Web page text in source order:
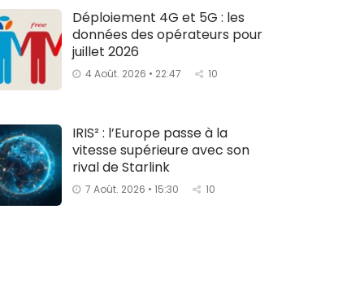
Déploiement 4G et 5G : les
données des opérateurs pour
juillet 2026
4 Août. 2026 • 22:47 10
IRIS² : l’Europe passe à la
vitesse supérieure avec son
rival de Starlink
7 Août. 2026 • 15:30 10